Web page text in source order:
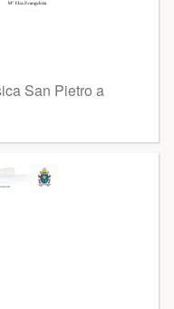
San Pietro a